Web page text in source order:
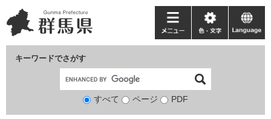
ー
ジ
ニ
ュ
て
キーワードでさがす
検
すべて ページ PDF
メ
ニ
ー
色・
文
language